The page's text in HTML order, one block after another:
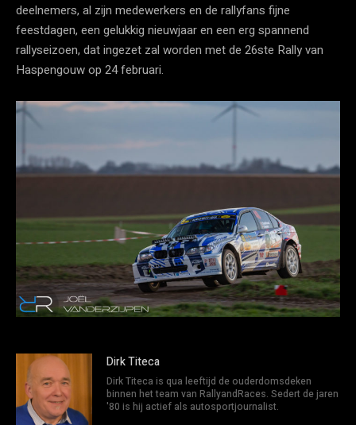
deelnemers, al zijn medewerkers en de rallyfans fijne
feestdagen, een gelukkig nieuwjaar en een erg spannend
rallyseizoen, dat ingezet zal worden met de 26ste Rally van
Haspengouw op 24 februari.
Dirk Titeca
Dirk Titeca is qua leeftijd de ouderdomsdeken
binnen het team van RallyandRaces. Sedert de jaren
'80 is hij actief als autosportjournalist.